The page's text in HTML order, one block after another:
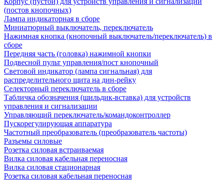
(постов кнопочных)
Лампа индикаторная в сборе
Миниатюрный выключатель, переключатель
Нажимная кнопка (кнопочный выключатель/переключатель) в
сборе
Передняя часть (головка) нажимной кнопки
Подвесной пульт управления/пост кнопочный
Световой индикатор (лампа сигнальная) для
распределительного щита на дин-рейку
Селекторный переключатель в сборе
Табличка обозначения (шильдик-вставка) для устройств
управления и сигнализации
Управляющий переключатель/командоконтроллер
Пускорегулирующая аппаратура
Частотный преобразователь (преобразователь частоты)
Разъемы силовые
Розетка силовая встраиваемая
Вилка силовая кабельная переносная
Вилка силовая стационарная
Розетка силовая кабельная переносная